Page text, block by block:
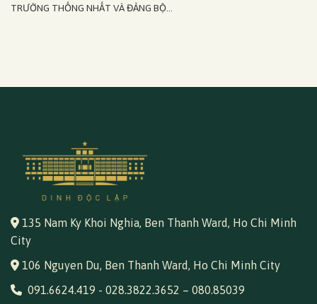
TRƯỜNG THỐNG NHẤT VÀ ĐẢNG BỘ...
135 Nam Ky Khoi Nghia, Ben Thanh Ward, Ho Chi Minh
City
106 Nguyen Du, Ben Thanh Ward, Ho Chi Minh City
091.6624.419 - 028.3822.3652 – 080.85039